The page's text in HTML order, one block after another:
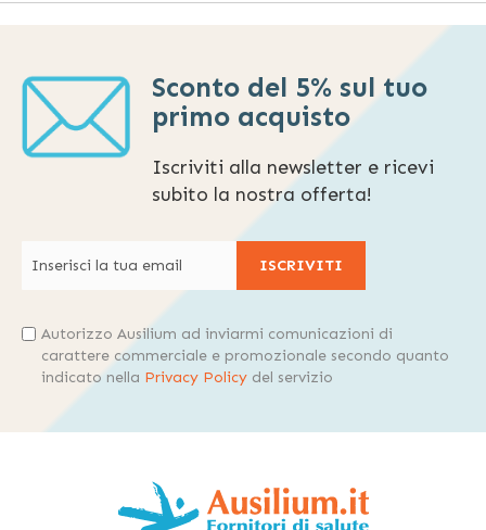
Sconto del 5% sul tuo
primo acquisto
Iscriviti alla newsletter e ricevi
subito la nostra offerta!
ISCRIVITI
Autorizzo Ausilium ad inviarmi comunicazioni di
carattere commerciale e promozionale secondo quanto
indicato nella Privacy Policy del servizio